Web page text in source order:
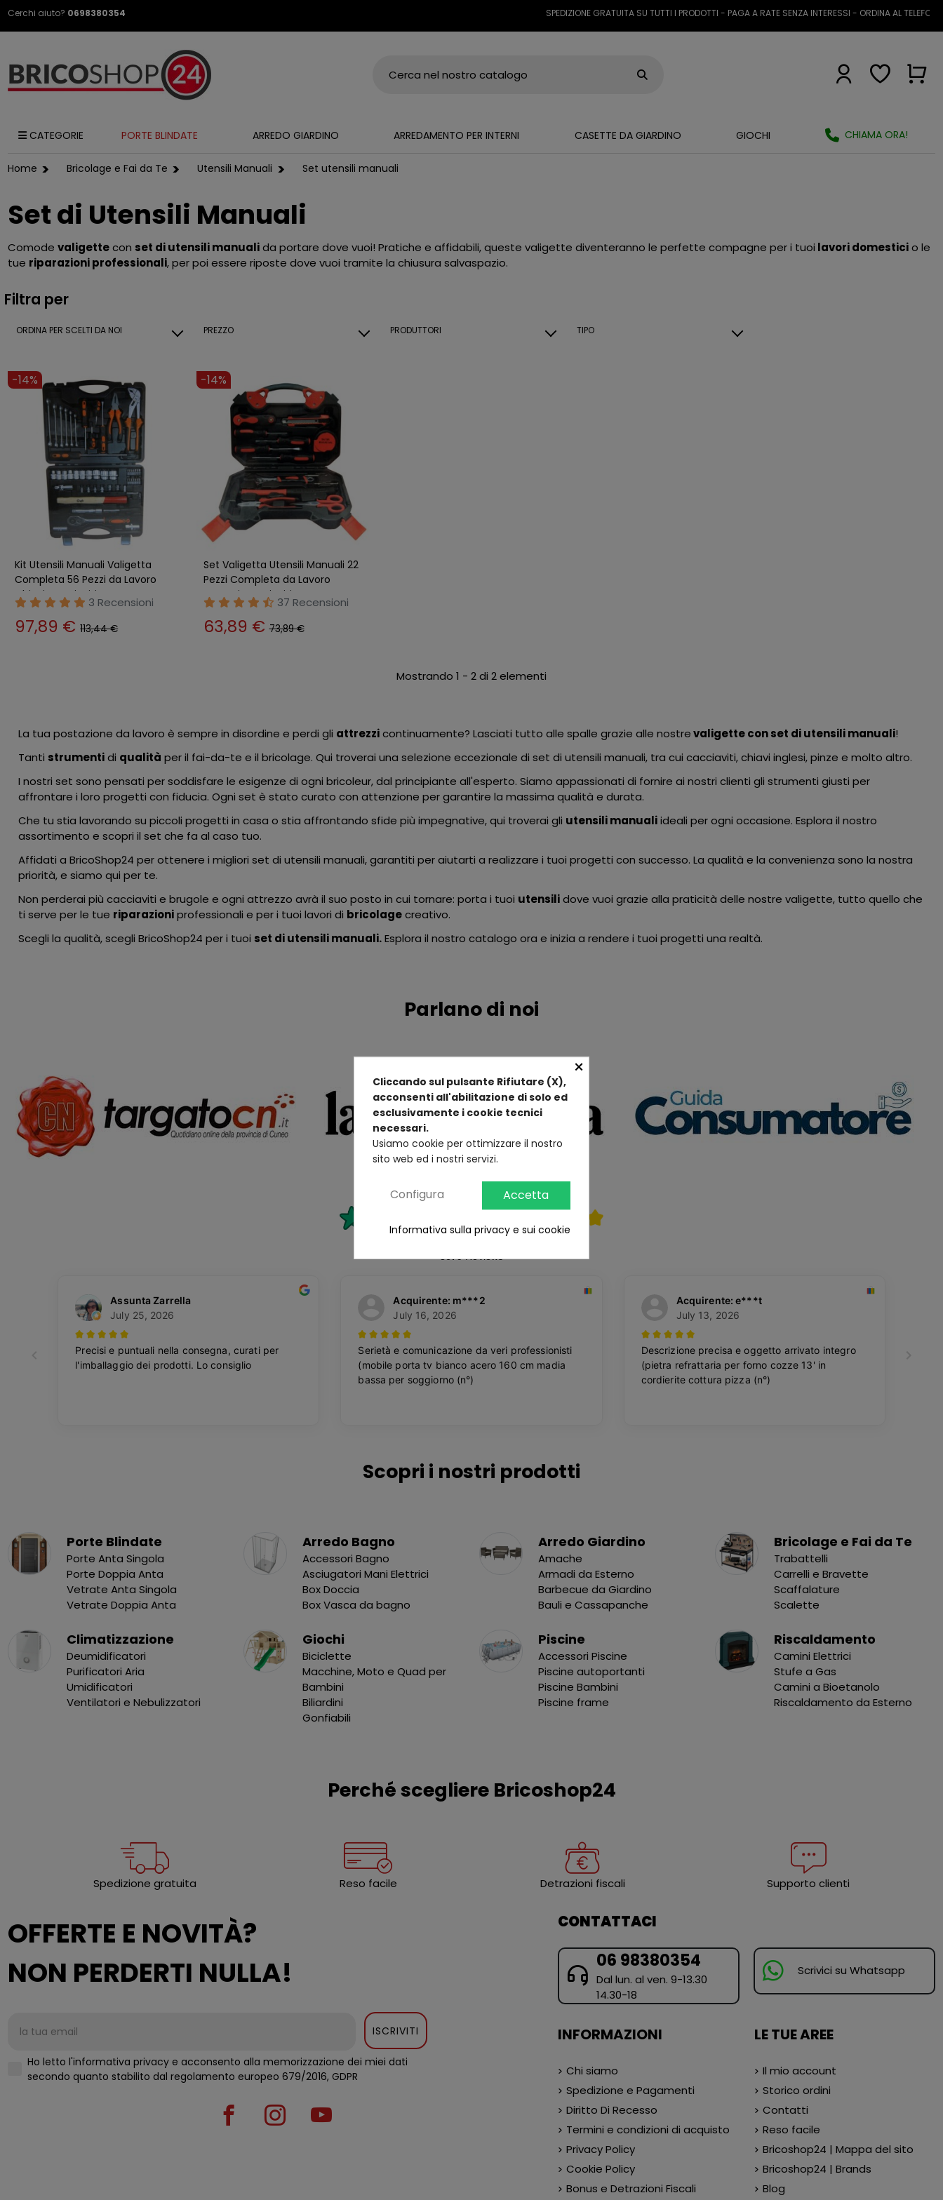
Cerchi aiuto? 0698380354 SPEDIZIONE GRATUITA SU TUTTI I PRODOTTI - PAGA A RATE SENZA INTERESSI - ORDINA AL TELEFONO O
CATEGORIE PORTE BLINDATE ARREDO GIARDINO ARREDAMENTO PER INTERNI CASETTE DA GIARDINO GIOCHI CHIAMA ORA!
Home Bricolage e Fai da Te Utensili Manuali Set utensili manuali
Set di Utensili Manuali
Comodevaligettecon set di utensili manualida portare dove vuoi! Pratiche e affidabili, queste valigette diventeranno le perfette compagne per i tuoi lavori domesticio le
tue riparazioni professionali, per poi essere riposte dove vuoi tramite la chiusura salvaspazio.
Filtra per
ORDINA PER SCELTI DA NOI PREZZO PRODUTTORI TIPO
-14%
Kit Utensili Manuali Valigetta
Completa 56 Pezzi da Lavoro
Chiavi Cacciaviti
3 Recensioni
97,89 €113,44 €
-14%
Set Valigetta Utensili Manuali 22
Pezzi Completa da Lavoro
Attrezzi Cacciaviti
37 Recensioni
63,89 €73,89 €
Mostrando 1 - 2 di 2 elementi
La tua postazione da lavoro è sempre in disordine e perdi gli attrezzicontinuamente? Lasciati tutto alle spalle grazie alle nostrevaligette con set di utensili manuali!
Tanti strumentidi qualità per il fai-da-te e il bricolage. Qui troverai una selezione eccezionale di set di utensili manuali, tra cui cacciaviti, chiavi inglesi, pinze e molto altro.
I nostri set sono pensati per soddisfare le esigenze di ogni bricoleur, dal principiante all'esperto. Siamo appassionati di fornire ai nostri clienti gli strumenti giusti per
affrontare i loro progetti con fiducia. Ogni set è stato curato con attenzione per garantire la massima qualità e durata.
Che tu stia lavorando su piccoli progetti in casa o stia affrontando sfide più impegnative, qui troverai gli utensili manualiideali per ogni occasione. Esplora il nostro
assortimento e scopri il set che fa al caso tuo.
Affidati a BricoShop24 per ottenere i migliori set di utensili manuali, garantiti per aiutarti a realizzare i tuoi progetti con successo. La qualità e la convenienza sono la nostra
priorità, e siamo qui per te.
Non perderai più cacciaviti e brugole e ogni attrezzo avrà il suo posto in cui tornare: porta i tuoi utensilidove vuoi grazie alla praticità delle nostre valigette, tutto quello che
ti serve per le tue riparazioniprofessionali e per i tuoi lavori di bricolagecreativo.
Scegli la qualità, scegli BricoShop24 per i tuoi set di utensili manuali.Esplora il nostro catalogo ora e inizia a rendere i tuoi progetti una realtà.
Parlano di noi
Scopri i nostri prodotti
Porte Blindate
Porte Anta Singola
Porte Doppia Anta
Vetrate Anta Singola
Vetrate Doppia Anta
Arredo Bagno
Accessori Bagno
Asciugatori Mani Elettrici
Box Doccia
Box Vasca da bagno
Arredo Giardino
Amache
Armadi da Esterno
Barbecue da Giardino
Bauli e Cassapanche
Bricolage e Fai da Te
Trabattelli
Carrelli e Bravette
Scaffalature
Scalette
Climatizzazione
Deumidificatori
Purificatori Aria
Umidificatori
Ventilatori e Nebulizzatori
Giochi
Biciclette
Macchine, Moto e Quad per
Bambini
Biliardini
Gonfiabili
Piscine
Accessori Piscine
Piscine autoportanti
Piscine Bambini
Piscine frame
Riscaldamento
Camini Elettrici
Stufe a Gas
Camini a Bioetanolo
Riscaldamento da Esterno
Perché scegliere Bricoshop24
Spedizione gratuita Reso facile Detrazioni fiscali Supporto clienti
OFFERTE E NOVITÀ?
NON PERDERTI NULLA!
ISCRIVITI
Ho letto l'informativa privacy e acconsento alla memorizzazione dei miei dati
secondo quanto stabilito dal regolamento europeo 679/2016, GDPR
CONTATTACI
06 98380354
Dal lun. al ven. 9-13.30
14.30-18
Scrivici su Whatsapp
INFORMAZIONI
Chi siamo
Spedizione e Pagamenti
Diritto Di Recesso
Termini e condizioni di acquisto
Privacy Policy
Cookie Policy
Bonus e Detrazioni Fiscali
LE TUE AREE
Il mio account
Storico ordini
Contatti
Reso facile
Bricoshop24 | Mappa del sito
Bricoshop24 | Brands
Blog
×
Cliccando sul pulsante Rifiutare (X),
acconsenti all'abilitazione di solo ed
esclusivamente i cookie tecnici
necessari.
Usiamo cookie per ottimizzare il nostro
sito web ed i nostri servizi.
Configura Accetta
Informativa sulla privacy e sui cookie